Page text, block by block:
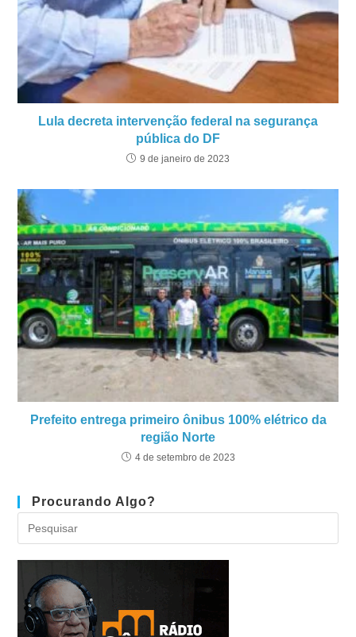
Lula decreta intervenção federal na segurança
pública do DF
9 de janeiro de 2023
Prefeito entrega primeiro ônibus 100% elétrico da
região Norte
4 de setembro de 2023
Procurando Algo?